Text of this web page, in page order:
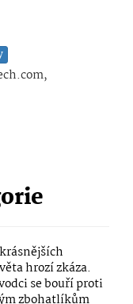
hrozí zkáza.
se bouří proti
zbohatlíkům